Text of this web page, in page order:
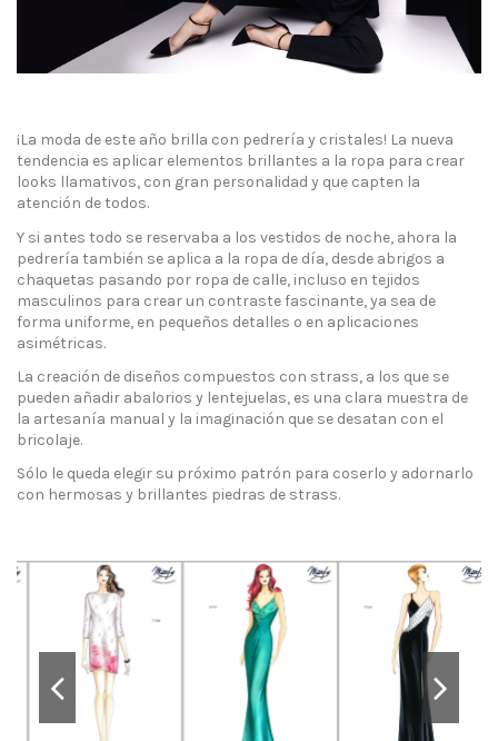
¡La moda de este año brilla con pedrería y cristales! La nueva
tendencia es aplicar elementos brillantes a la ropa para crear
looks llamativos, con gran personalidad y que capten la
atención de todos.
Y si antes todo se reservaba a los vestidos de noche, ahora la
pedrería también se aplica a la ropa de día, desde abrigos a
chaquetas pasando por ropa de calle, incluso en tejidos
masculinos para crear un contraste fascinante, ya sea de
forma uniforme, en pequeños detalles o en aplicaciones
asimétricas.
La creación de diseños compuestos con strass, a los que se
pueden añadir abalorios y lentejuelas, es una clara muestra de
la artesanía manual y la imaginación que se desatan con el
bricolaje.
Sólo le queda elegir su próximo patrón para coserlo y adornarlo
con hermosas y brillantes piedras de strass.